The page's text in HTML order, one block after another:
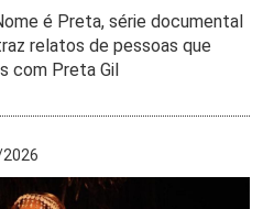
é Preta, série documental
relatos de pessoas que
com Preta Gil